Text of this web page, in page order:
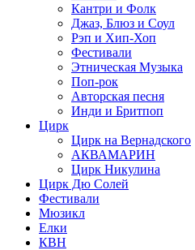
Кантри и Фолк
Джаз, Блюз и Соул
Рэп и Хип-Хоп
Фестивали
Этническая Музыка
Поп-рок
Авторская песня
Инди и Бритпоп
Цирк
Цирк на Вернадского
АКВАМАРИН
Цирк Никулина
Цирк Дю Солей
Фестивали
Мюзикл
Елки
КВН